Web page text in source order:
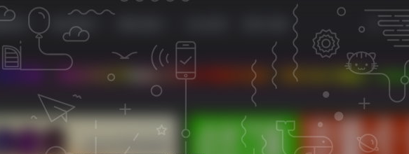
资源 移动资源
注于收集分享各种最新资源！我们永久地址：www.899778.com